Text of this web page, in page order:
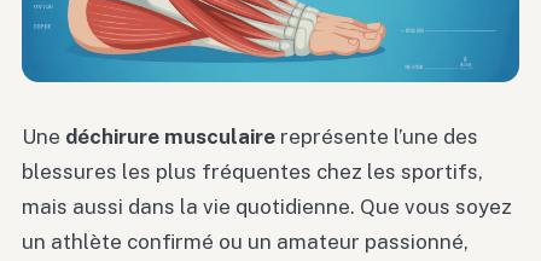
Une déchirure musculaire représente l’une des
blessures les plus fréquentes chez les sportifs,
mais aussi dans la vie quotidienne. Que vous soyez
un athlète confirmé ou un amateur passionné,